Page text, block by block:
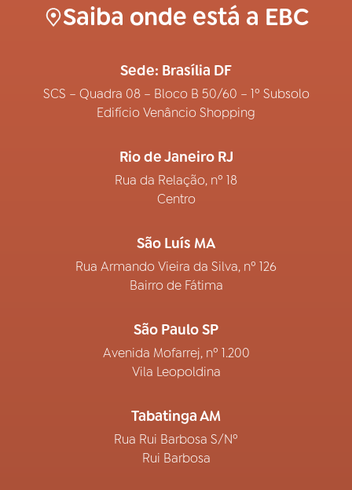
Saiba onde está a EBC
Sede: Brasília DF
SCS – Quadra 08 – Bloco B 50/60 – 1º Subsolo
Edifício Venâncio Shopping
Rio de Janeiro RJ
Rua da Relação, nº 18
Centro
São Luís MA
Rua Armando Vieira da Silva, nº 126
Bairro de Fátima
São Paulo SP
Avenida Mofarrej, nº 1.200
Vila Leopoldina
Tabatinga AM
Rua Rui Barbosa S/Nº
Rui Barbosa